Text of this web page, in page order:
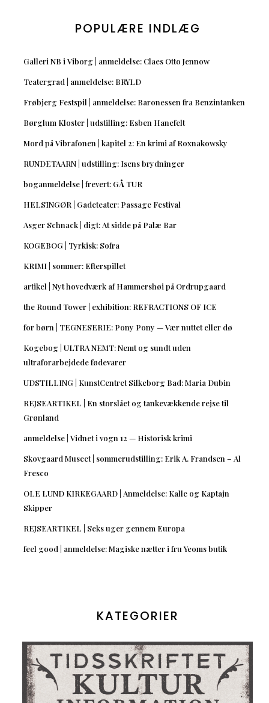
POPULÆRE INDLÆG
Galleri NB i Viborg | anmeldelse: Claes Otto Jennow
Teatergrad | anmeldelse: BRYLD
Frøbjerg Festspil | anmeldelse: Baronessen fra Benzintanken
Børglum Kloster | udstilling: Esben Hanefelt
Mord på Vibrafonen | kapitel 2: En krimi af Roxnakowsky
RUNDETAARN | udstilling: Isens brydninger
boganmeldelse | frevert: GÅ TUR
HELSINGØR | Gadeteater: Passage Festival
Asger Schnack | digt: At sidde på Palæ Bar
KOGEBOG | Tyrkisk: Sofra
KRIMI | sommer: Efterspillet
artikel | Nyt hovedværk af Hammershøi på Ordrupgaard
the Round Tower | exhibition: REFRACTIONS OF ICE
for børn | TEGNESERIE: Pony Pony — Vær nuttet eller dø
Kogebog | ULTRA NEMT: Nemt og sundt uden
ultraforarbejdede fødevarer
UDSTILLING | KunstCentret Silkeborg Bad: Maria Dubin
REJSEARTIKEL | En storslået og tankevækkende rejse til
Grønland
anmeldelse | Vidnet i vogn 12 — Historisk krimi
Skovgaard Museet | sommerudstilling: Erik A. Frandsen – Al
Fresco
OLE LUND KIRKEGAARD | Anmeldelse: Kalle og Kaptajn
Skipper
REJSEARTIKEL | Seks uger gennem Europa
feel good | anmeldelse: Magiske nætter i fru Yeoms butik
KATEGORIER